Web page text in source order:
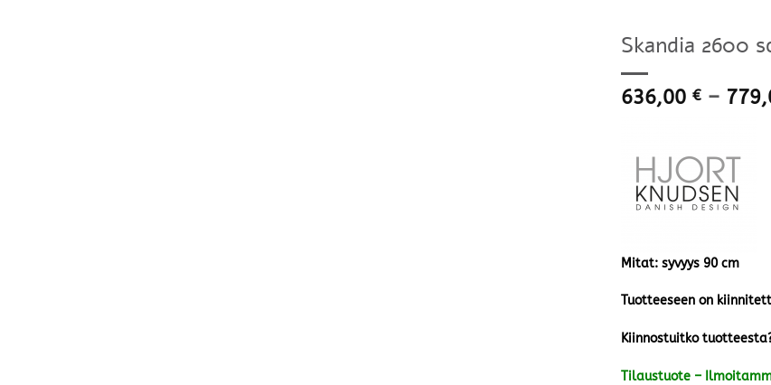
Skandia 2600
636,00 € –
Mitat: syvyys 90 cm
Tuotteeseen on
Kiinnostuitko
Tilaustuote –